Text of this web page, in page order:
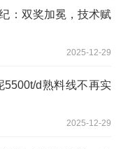
：双奖加冕，技术赋
2025-12-29
5500t/d熟料线不再实
2025-12-29